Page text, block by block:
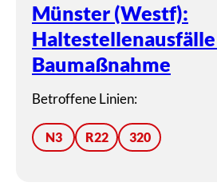
Münster (Westf):
Baumaßnahme
Betroffene Linien:
N3 R22 320